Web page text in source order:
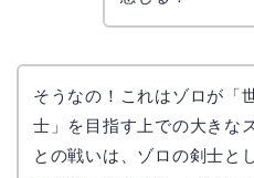
そうなの！これはゾロが「
士」を目指す上での大きな
との戦いは、ゾロの剣士と